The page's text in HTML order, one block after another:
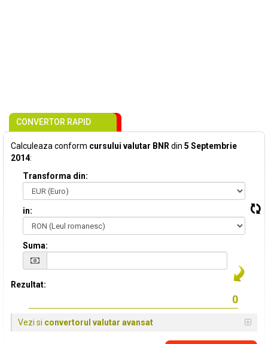
CONVERTOR RAPID
Calculeaza conform cursului valutar BNR din 5 Septembrie
2014:
Transforma din:
in:
Suma:
Rezultat:
Vezi si convertorul valutar avansat